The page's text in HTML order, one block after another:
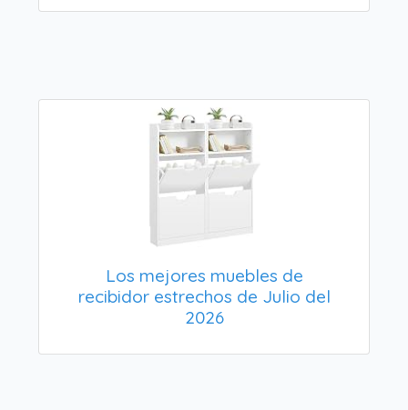
Los mejores muebles de
recibidor estrechos de Julio del
2026